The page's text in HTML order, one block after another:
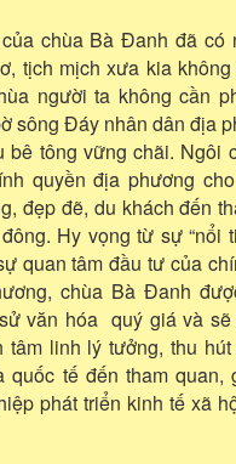
chùa Bà Đanh đã có
tịch mịch xưa kia
người ta không cần
sông Đáy nhân dân địa
bê tông vững chãi. Ngôi
quyền địa phương
đẹp đẽ, du khách đến
Hy vọng từ sự “nổi
quan tâm đầu tư của
chùa Bà Đanh
văn hóa quý giá và sẽ
tâm linh lý tưởng, thu
quốc tế đến tham quan,
phát triển kinh tế xã